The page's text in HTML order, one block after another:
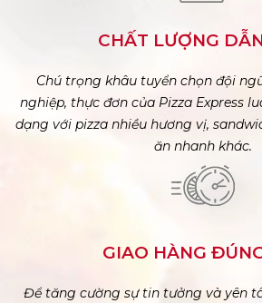
CHẤT LƯỢNG
Chú trọng khâu tuyển chọn đội
nghiệp, thực đơn của Pizza Express
dạng với pizza nhiều hương vị,
ăn nhanh khác.
GIAO HÀNG
Để tăng cường sự tin tưởng và yên